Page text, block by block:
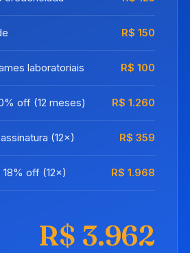
R$ 150
laboratoriais R$ 100
off (12 meses) R$ 1.260
(12×) R$ 359
off (12×) R$ 1.968
R$ 3.962